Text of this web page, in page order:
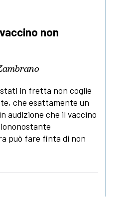
non
in fretta non coglie
che esattamente un
audizione che il vaccino
può fare finta di non